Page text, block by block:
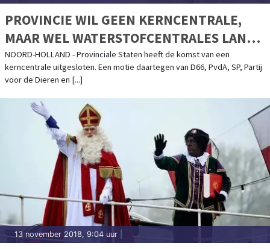
PROVINCIE WIL GEEN KERNCENTRALE,
MAAR WEL WATERSTOFCENTRALES LANGS
KUST
NOORD-HOLLAND - Provinciale Staten heeft de komst van een
kerncentrale uitgesloten. Een motie daartegen van D66, PvdA, SP, Partij
voor de Dieren en [...]
13 november 2018, 9:04 uur